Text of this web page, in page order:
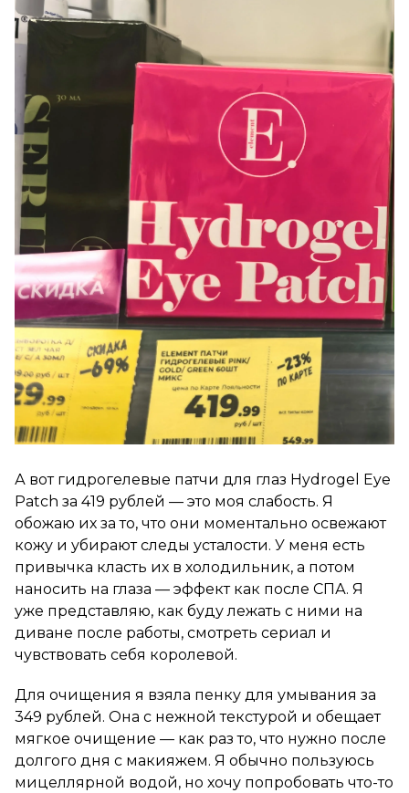
А вот гидрогелевые патчи для глаз Hydrogel Eye
Patch за 419 рублей — это моя слабость. Я
обожаю их за то, что они моментально освежают
кожу и убирают следы усталости. У меня есть
привычка класть их в холодильник, а потом
наносить на глаза — эффект как после СПА. Я
уже представляю, как буду лежать с ними на
диване после работы, смотреть сериал и
чувствовать себя королевой.
Для очищения я взяла пенку для умывания за
349 рублей. Она с нежной текстурой и обещает
мягкое очищение — как раз то, что нужно после
долгого дня с макияжем. Я обычно пользуюсь
мицеллярной водой, но хочу попробовать что-то